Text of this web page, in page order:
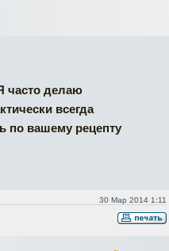
часто делаю
всегда
по вашему рецепту
30 Мар 2014 1:11